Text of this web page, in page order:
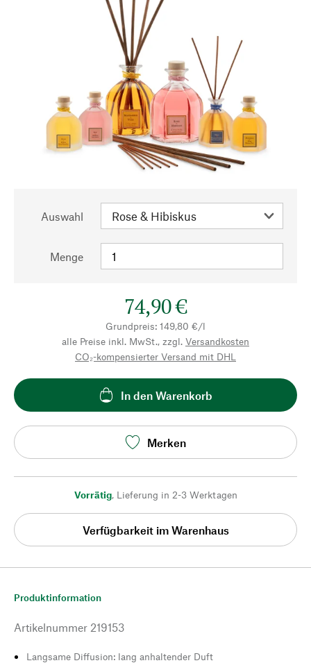
Auswahl
Menge
74,90 €
Grundpreis: 149,80 €/l
alle Preise inkl. MwSt., zzgl. Versandkosten
CO₂-kompensierter Versand mit DHL
In den Warenkorb
Merken
Vorrätig, Lieferung in 2-3 Werktagen
Verfügbarkeit im Warenhaus
Produktinformation
Artikelnummer 219153
Langsame Diffusion: lang anhaltender Duft